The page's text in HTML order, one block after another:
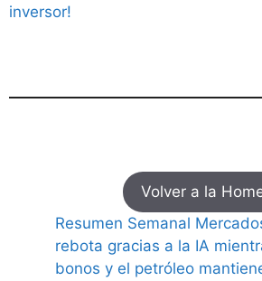
inversor!
Volver a la
Resumen Semanal
rebota gracias a la IA
bonos y el petróleo